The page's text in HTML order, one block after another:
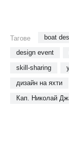
Тагове boat
design event
skill-sharing
дизайн на яхти
Кап. Николай